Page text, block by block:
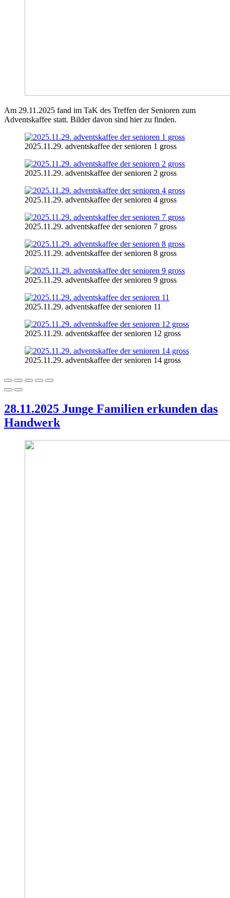
Am 29.11.2025 fand im TaK des Treffen der Senioren zum
Adventskaffee statt. Bilder davon sind hier zu finden.
2025.11.29. adventskaffee der senioren 1 gross
2025.11.29. adventskaffee der senioren 2 gross
2025.11.29. adventskaffee der senioren 4 gross
2025.11.29. adventskaffee der senioren 7 gross
2025.11.29. adventskaffee der senioren 8 gross
2025.11.29. adventskaffee der senioren 9 gross
2025.11.29. adventskaffee der senioren 11
2025.11.29. adventskaffee der senioren 12 gross
2025.11.29. adventskaffee der senioren 14 gross
28.11.2025 Junge Familien erkunden das
Handwerk